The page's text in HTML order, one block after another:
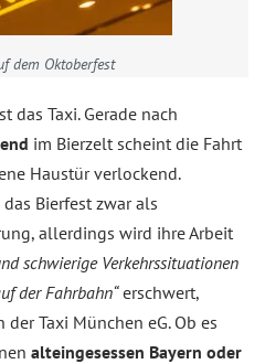
dem Oktoberfest
das Taxi. Gerade nach
im Bierzelt scheint die Fahrt
Haustür verlockend.
Bierfest zwar als
allerdings wird ihre Arbeit
schwierige Verkehrssituationen
der Fahrbahn“erschwert,
Taxi München eG. Ob es
alteingesessen Bayern oder